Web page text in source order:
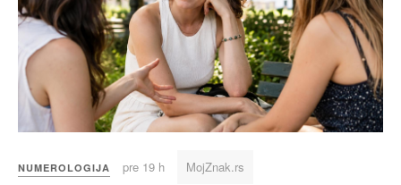
NUMEROLOGIJA pre 19 h MojZnak.rs